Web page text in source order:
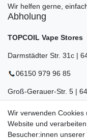
Wir helfen gerne,
Abholung
TOPCOIL Vape Stores
Darmstädter Str. 31c |
06150 979 96 85
Groß-Gerauer-Str. 5 |
06155 834 88 58
Eberstädter Str. 21 |
Wir verwenden
Website und
Besucher:innen